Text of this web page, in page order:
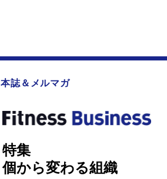
本誌＆メルマガ
特集
個から変わる組織